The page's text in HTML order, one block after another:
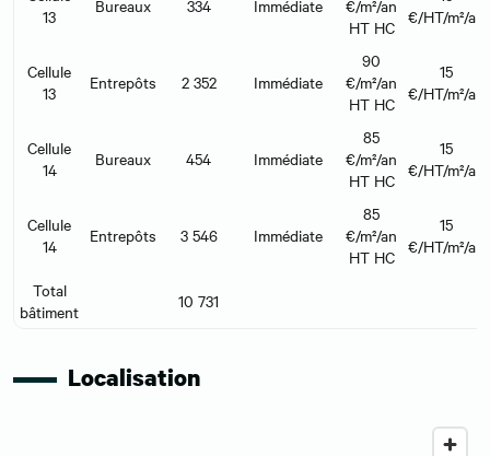
13
Bureaux 334 Immédiate
€/m²/an
HT HC
€/HT/m²/an
Cellule
13
Entrepôts 2 352 Immédiate
90
€/m²/an
HT HC
15
€/HT/m²/an
Cellule
14
Bureaux 454 Immédiate
85
€/m²/an
HT HC
15
€/HT/m²/an
Cellule
14
Entrepôts 3 546 Immédiate
85
€/m²/an
HT HC
15
€/HT/m²/an
Total
bâtiment
10 731
Localisation